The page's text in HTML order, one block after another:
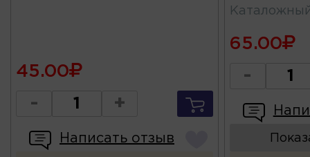
45.00
- +
Написать отзыв
65.00
-